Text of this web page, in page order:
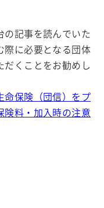
の記事を読んでいた
際に必要となる団体
だくことをお勧めし
命保険（団信）をプ
険料・加入時の注意